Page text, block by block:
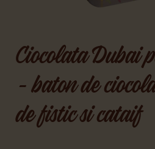
Ciocolata Dubai
- baton de
de fistic si cataif